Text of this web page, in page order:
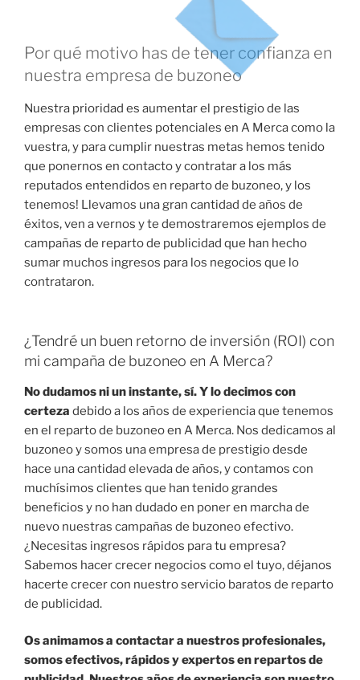
Por qué motivo has de tener confianza en
nuestra empresa de buzoneo
Nuestra prioridad es aumentar el prestigio de las
empresas con clientes potenciales en A Merca como la
vuestra, y para cumplir nuestras metas hemos tenido
que ponernos en contacto y contratar a los más
reputados entendidos en reparto de buzoneo, y los
tenemos! Llevamos una gran cantidad de años de
éxitos, ven a vernos y te demostraremos ejemplos de
campañas de reparto de publicidad que han hecho
sumar muchos ingresos para los negocios que lo
contrataron.
¿Tendré un buen retorno de inversión (ROI) con
mi campaña de buzoneo en A Merca?
No dudamos ni un instante, sí. Y lo decimos con
certeza debido a los años de experiencia que tenemos
en el reparto de buzoneo en A Merca. Nos dedicamos al
buzoneo y somos una empresa de prestigio desde
hace una cantidad elevada de años, y contamos con
muchísimos clientes que han tenido grandes
beneficios y no han dudado en poner en marcha de
nuevo nuestras campañas de buzoneo efectivo.
¿Necesitas ingresos rápidos para tu empresa?
Sabemos hacer crecer negocios como el tuyo, déjanos
hacerte crecer con nuestro servicio baratos de reparto
de publicidad.
Os animamos a contactar a nuestros profesionales,
somos efectivos, rápidos y expertos en repartos de